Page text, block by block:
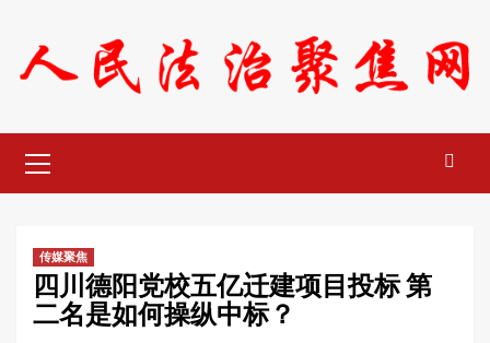
content
Menu
传媒聚焦
四川德阳党校五亿迁建项目投标 第
二名是如何操纵中标？